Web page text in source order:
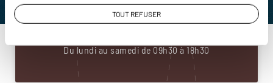
TOUT REFUSER
01 86 95 65 60
Du lundi au samedi de 09h30 à 18h30